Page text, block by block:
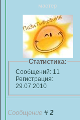
мастер
Статистика:
Сообщений: 11
Регистрация:
29.07.2010
Сообщение # 2